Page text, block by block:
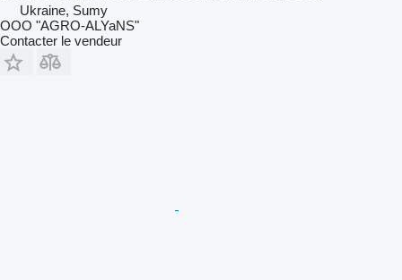
Ukraine, Sumy
OOO "AGRO-ALYaNS"
Contacter le vendeur